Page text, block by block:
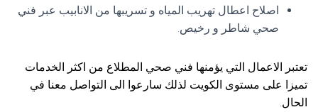
اصلاح اعطال تهريب المياه و تسريبها من الانابيب عبر فني
صحي شاطر و رخيص.
تعتبر الاعمال التي يؤمنها فني صحي المطلاع من اكثر الخدمات
تميزا على مستوى الكويت لذلك سارعوا الى التواصل معنا في
الحال.